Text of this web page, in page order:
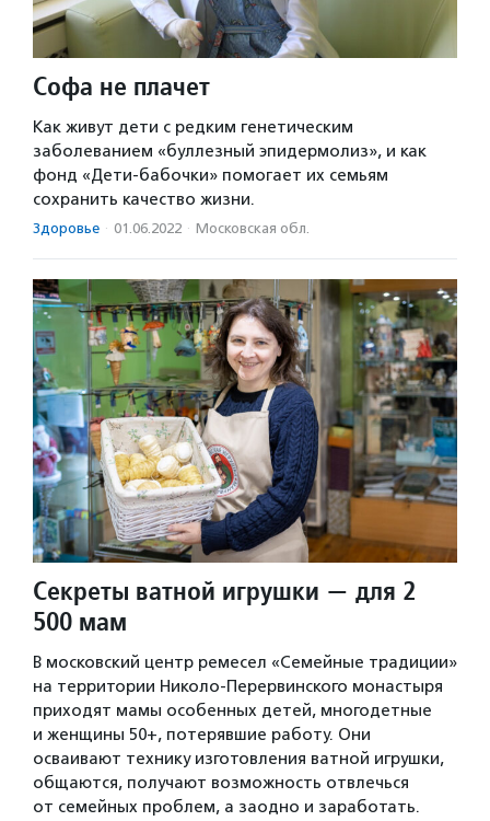
Софа не плачет
Как живут дети с редким генетическим
заболеванием «буллезный эпидермолиз», и как
фонд «Дети-бабочки» помогает их семьям
сохранить качество жизни.
Здоровье · 01.06.2022 · Московская обл.
Секреты ватной игрушки — для 2
500 мам
В московский центр ремесел «Семейные традиции»
на территории Николо-Перервинского монастыря
приходят мамы особенных детей, многодетные
и женщины 50+, потерявшие работу. Они
осваивают технику изготовления ватной игрушки,
общаются, получают возможность отвлечься
от семейных проблем, а заодно и заработать.